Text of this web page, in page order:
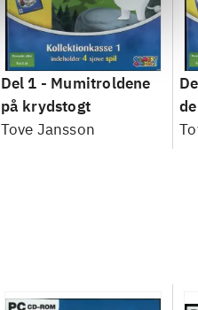
Del 1 - Mumitroldene
på krydstogt
Tove Jansson